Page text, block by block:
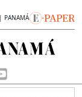
PANAMÁ